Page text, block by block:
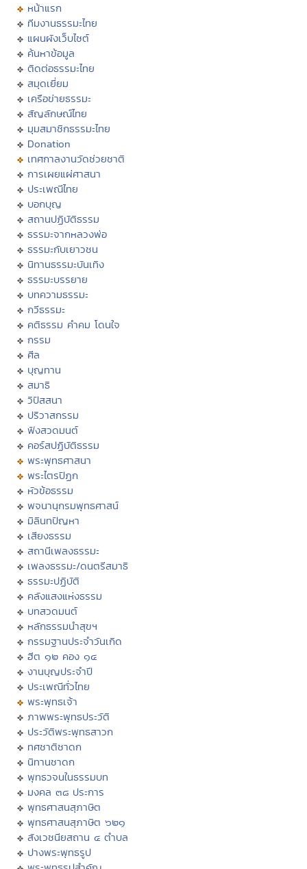
หน้าแรก
ทีมงานธรรมะไทย
แผนผังเว็บไซต์
ค้นหาข้อมูล
ติดต่อธรรมะไทย
สมุดเยี่ยม
เครือข่ายธรรมะ
สัญลักษณ์ไทย
มุมสมาชิกธรรมะไทย
Donation
เทศกาลงานวัดช่วยชาติ
การเผยแผ่ศาสนา
ประเพณีไทย
บอกบุญ
สถานปฏิบัติธรรม
ธรรมะจากหลวงพ่อ
ธรรมะกับเยาวชน
นิทานธรรมะบันเทิง
ธรรมะบรรยาย
บทความธรรมะ
กวีธรรมะ
คติธรรม คำคม โดนใจ
กรรม
ศีล
บุญทาน
สมาธิ
วิปัสสนา
ปริวาสกรรม
ฟังสวดมนต์
คอร์สปฏิบัติธรรม
พระพุทธศาสนา
พระไตรปิฏก
หัวข้อธรรม
พจนานุกรมพุทธศาสน์
มิลินทปัญหา
เสียงธรรม
สถานีเพลงธรรมะ
เพลงธรรมะ/ดนตรีสมาธิ
ธรรมะปฏิบัติ
คลังแสงแห่งธรรม
บทสวดมนต์
หลักธรรมนำสุขฯ
กรรมฐานประจำวันเกิด
ฮีต ๑๒ คอง ๑๔
งานบุญประจำปี
ประเพณีทั่วไทย
พระพุทธเจ้า
ภาพพระพุทธประวัติ
ประวัติพระพุทธสาวก
ทศชาติชาดก
นิทานชาดก
พุทธวจนในธรรมบท
มงคล ๓๘ ประการ
พุทธศาสนสุภาษิต
พุทธศาสนสุภาษิต ๖๒๑
สังเวชนียสถาน ๔ ตำบล
ปางพระพุทธรูป